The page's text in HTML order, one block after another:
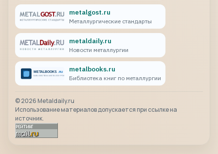
metalgost.ru
Металлургические стандарты
metaldaily.ru
Новости металлургии
metalbooks.ru
Библиотека книг по металлургии
©2026 Metaldaily.ru
Использование материалов допускается при ссылке на
источник.